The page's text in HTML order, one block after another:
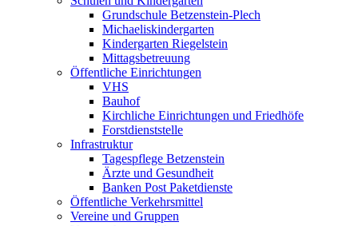
Grundschule Betzenstein-Plech
Michaeliskindergarten
Kindergarten Riegelstein
Mittagsbetreuung
Öffentliche Einrichtungen
VHS
Bauhof
Kirchliche Einrichtungen und Friedhöfe
Forstdienststelle
Infrastruktur
Tagespflege Betzenstein
Ärzte und Gesundheit
Banken Post Paketdienste
Öffentliche Verkehrsmittel
Vereine und Gruppen